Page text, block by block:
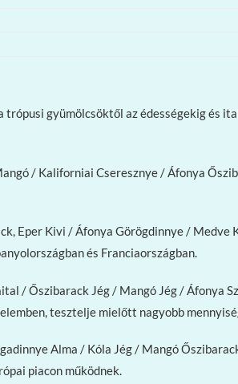
gyümölcsöktől az édességekig és
/ Kaliforniai Cseresznye / Áfonya
Eper Kivi / Áfonya Görögdinnye / Medve
és Franciaországban.
/ Őszibarack Jég / Mangó Jég / Áfonya
tesztelje mielőtt nagyobb
Alma / Kóla Jég / Mangó
piacon működnek.